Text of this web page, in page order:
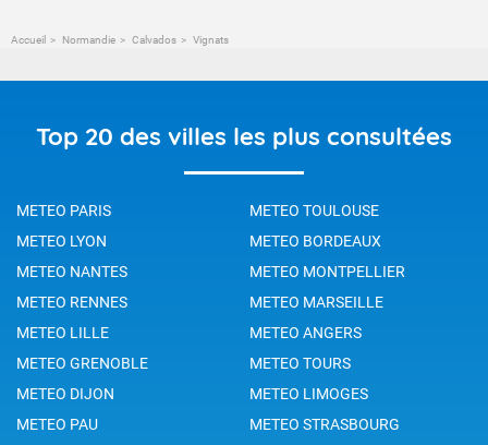
Accueil Normandie Calvados Vignats
Top 20 des villes les plus consultées
METEO PARIS
METEO TOULOUSE
METEO LYON
METEO BORDEAUX
METEO NANTES
METEO MONTPELLIER
METEO RENNES
METEO MARSEILLE
METEO LILLE
METEO ANGERS
METEO GRENOBLE
METEO TOURS
METEO DIJON
METEO LIMOGES
METEO PAU
METEO STRASBOURG